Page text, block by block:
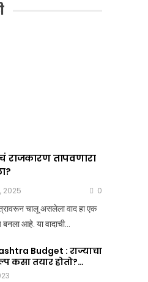
राजकारण तापवणारा
2025 0
चालू असलेला वाद हा एक
आहे. या वादाची…
Budget : राज्याचा
कसा तयार होतो?…